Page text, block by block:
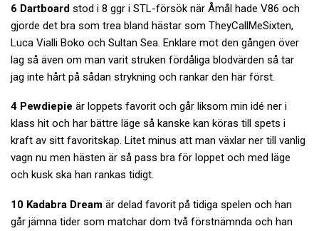
6 Dartboard stod i 8 ggr i STL-försök när Åmål hade V86 och
gjorde det bra som trea bland hästar som TheyCallMeSixten,
Luca Vialli Boko och Sultan Sea. Enklare mot den gången över
lag så även om man varit struken fördåliga blodvärden så tar
jag inte hårt på sådan strykning och rankar den här först.
4 Pewdiepie är loppets favorit och går liksom min idé ner i
klass hit och har bättre läge så kanske kan köras till spets i
kraft av sitt favoritskap. Litet minus att man växlar ner till vanlig
vagn nu men hästen är så pass bra för loppet och med läge
och kusk ska han rankas tidigt.
10 Kadabra Dream är delad favorit på tidiga spelen och han
går jämna tider som matchar dom två förstnämnda och han